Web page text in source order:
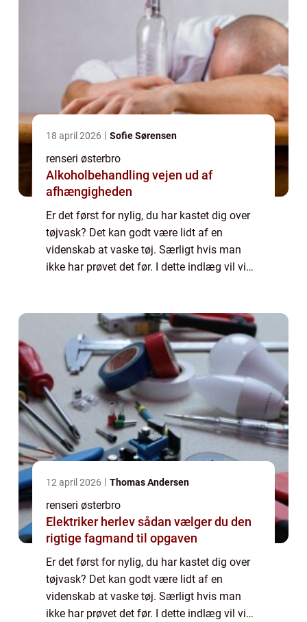
18 april 2026 Sofie Sørensen
renseri østerbro
Alkoholbehandling vejen ud af
afhængigheden
Er det først for nylig, du har kastet dig over
tøjvask? Det kan godt være lidt af en
videnskab at vaske tøj. Særligt hvis man
ikke har prøvet det før. I dette indlæg vil vi
12 april 2026 Thomas Andersen
renseri østerbro
Elektriker herlev sådan vælger du den
rigtige fagmand til opgaven
Er det først for nylig, du har kastet dig over
tøjvask? Det kan godt være lidt af en
videnskab at vaske tøj. Særligt hvis man
ikke har prøvet det før. I dette indlæg vil vi